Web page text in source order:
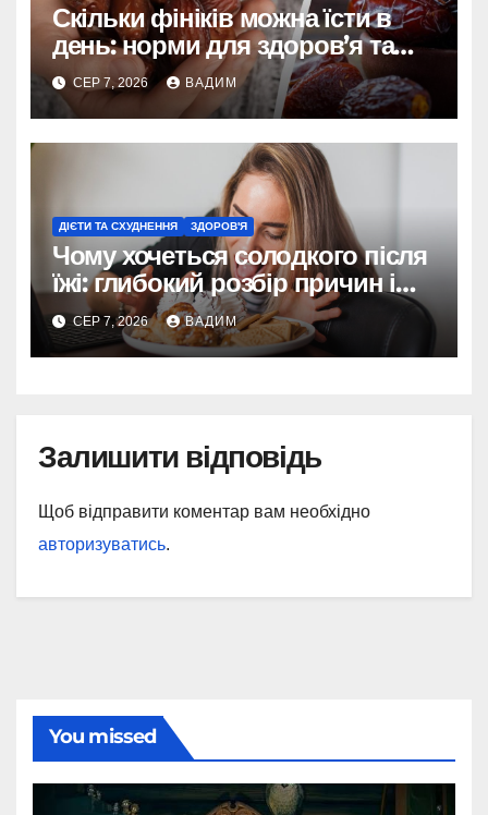
Скільки фініків можна їсти в
день: норми для здоров’я та
енергії
СЕР 7, 2026 ВАДИМ
ДІЄТИ ТА СХУДНЕННЯ ЗДОРОВ'Я
Чому хочеться солодкого після
їжі: глибокий розбір причин і
способів контролювати потяг
СЕР 7, 2026 ВАДИМ
Залишити відповідь
Щоб відправити коментар вам необхідно
авторизуватись.
You missed